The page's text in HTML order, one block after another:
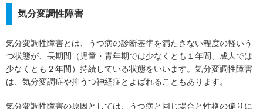
気分変調性障害
気分変調性障害とは、うつ病の診断基準を満たさない程度の軽いう
つ状態が、長期間（児童・青年期では少なくとも１年間、成人では
少なくとも２年間）持続している状態をいいます。気分変調性障害
は、気分変調症や抑うつ神経症とよばれることもあります。
気分変調性障害の原因としては、うつ病と同じ場合と性格の偏りに